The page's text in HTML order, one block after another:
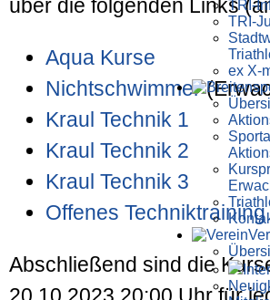
TRI-
TRI-
ex X-
über die folgenden Links
Aqua Kurse
Nichtschwimmer
Kraul Technik 1
Kraul Technik 2
Kraul Technik 3
Offenes Techniktraining
Abschließend sind die